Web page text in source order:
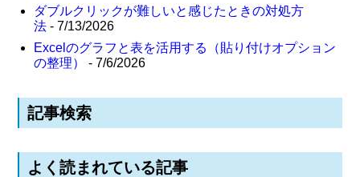
ダブルクリックが難しいと感じたときの対処方
法 - 7/13/2026
Excelのグラフと表を活用する（貼り付けオプション
の整理）
- 7/6/2026
記事検索
よく読まれている記事